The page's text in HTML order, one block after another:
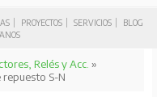
PROYECTOS SERVICIOS
BLOG
Relés y Acc. »
S-N